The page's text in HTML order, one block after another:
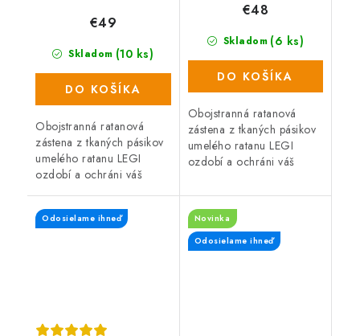
Skladom (10 ks)
€49
DO KOŠÍKA
Obojstranná ratanová
zástena z tkaných pásikov
umelého ratanu LEGI
ozdobí a ochráni váš
plot a zaistí súkromie po
celý rok. Zástena má
Skladom (6 ks)
€48
DO KOŠÍKA
Obojstranná ratanová
zástena z tkaných pásikov
umelého ratanu LEGI
ozdobí a ochráni váš
plot a zaistí súkromie po
celý rok. Zástena má
obojstrannú UV...
Odosielame ihneď
Novinka
Odosielame ihneď